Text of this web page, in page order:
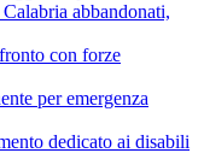
abbandonati,
con forze
per emergenza
dedicato ai disabili